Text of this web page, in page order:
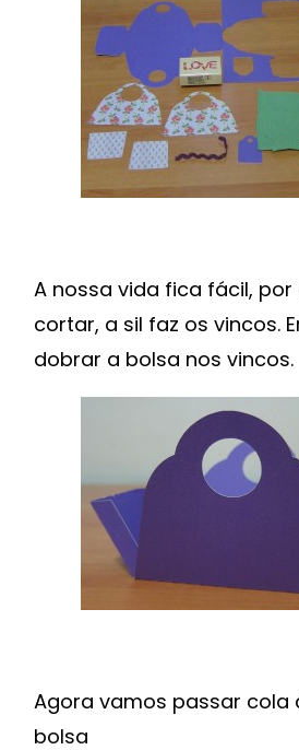
A nossa vida fica fácil,
cortar, a sil faz os vincos.
dobrar a bolsa nos vincos.
Agora vamos passar cola
bolsa